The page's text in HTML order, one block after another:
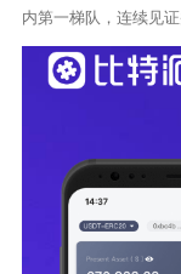
内第一梯队，连续见